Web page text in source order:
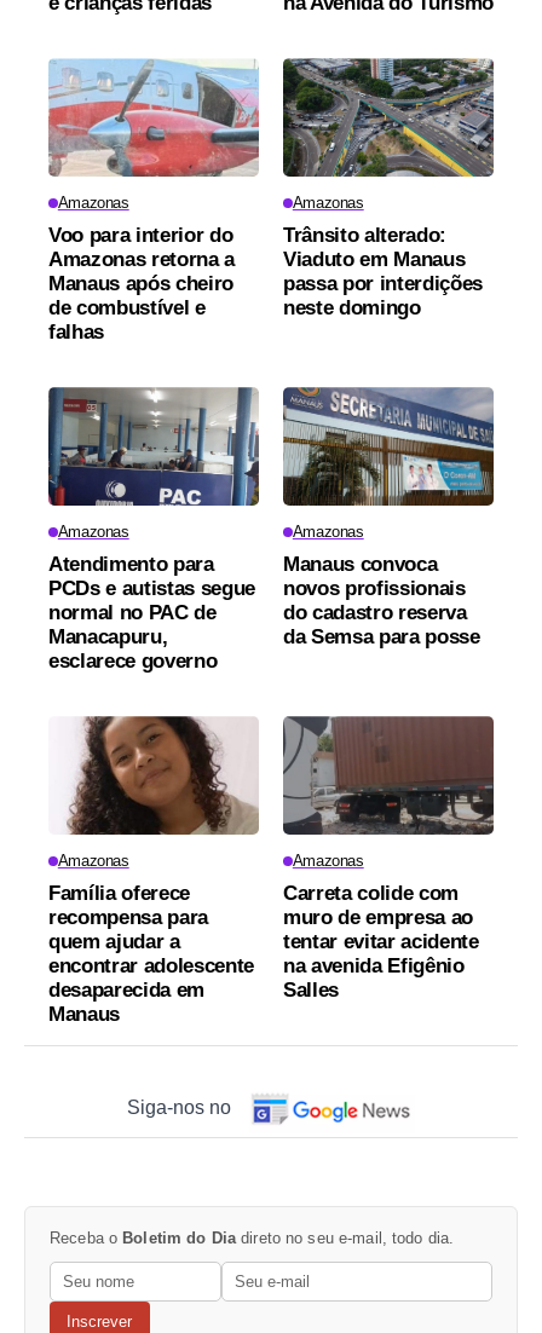
Amazonas
Voo para interior do
Amazonas retorna a
Manaus após cheiro
de combustível e
falhas
Amazonas
Trânsito alterado:
Viaduto em Manaus
passa por interdições
neste domingo
Amazonas
Atendimento para
PCDs e autistas segue
normal no PAC de
Manacapuru,
esclarece governo
Amazonas
Manaus convoca
novos profissionais
do cadastro reserva
da Semsa para posse
Amazonas
Família oferece
recompensa para
quem ajudar a
encontrar adolescente
desaparecida em
Manaus
Amazonas
Carreta colide com
muro de empresa ao
tentar evitar acidente
na avenida Efigênio
Salles
Siga-nos no
Receba o Boletim do Dia direto no seu e-mail, todo dia.
Inscrever